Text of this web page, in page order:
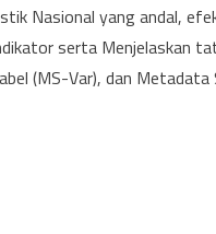
Nasional yang andal,
serta Menjelaskan
(MS-Var), dan